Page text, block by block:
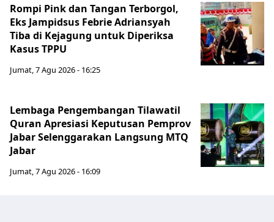
Rompi Pink dan Tangan Terborgol,
Eks Jampidsus Febrie Adriansyah
Tiba di Kejagung untuk Diperiksa
Kasus TPPU
Jumat, 7 Agu 2026 - 16:25
Lembaga Pengembangan Tilawatil
Quran Apresiasi Keputusan Pemprov
Jabar Selenggarakan Langsung MTQ
Jabar
Jumat, 7 Agu 2026 - 16:09